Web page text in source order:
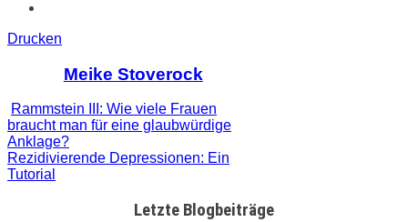
Drucken
Meike Stoverock
Rammstein III: Wie viele Frauen
braucht man für eine glaubwürdige
Anklage?
Rezidivierende Depressionen: Ein
Tutorial
Letzte Blogbeiträge